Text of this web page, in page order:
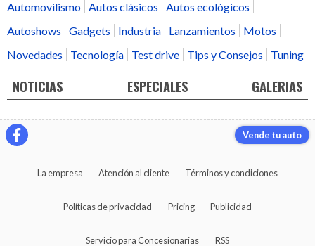
Automovilismo Autos clásicos
Autos ecológicos
Autoshows
Gadgets Industria Lanzamientos
Motos
Novedades
Tecnología Test drive Tips y Consejos Tuning
NOTICIAS ESPECIALES GALERIAS
Vende tu auto
La empresa Atención al cliente Términos y condiciones
Políticas de privacidad Pricing Publicidad
Servicio para Concesionarias RSS